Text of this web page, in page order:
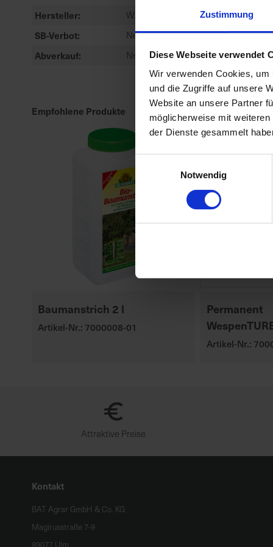
Zustimmung
Diese Webseite verwendet
Wir verwenden Cookies,
und die Zugriffe auf unsere
Website an unsere Partner
möglicherweise mit
der Dienste gesammelt
Notwendig
Hersteller W. Neudorff GmbH KG
SB-Verbot Nein
Abverkauf Nein
Empfohlene Produkte
Baumanstrich 2 l
Artikel-Nr.: 7000008-01
Permanent
Artikel-Nr.:
Attraktive Preise
Kontakt
BAT Agrar GmbH & Co. KG
Magirusstraße 7-9
89077 Ulm